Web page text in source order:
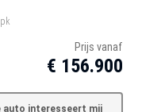
Prijs vanaf
€ 156.900
auto interesseert mij